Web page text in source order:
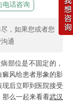
电话咨询
，如果您或者您
通
部位是不固定的，
风给患者形象的影
现后立即到医院接受
那么一起来看看武汉